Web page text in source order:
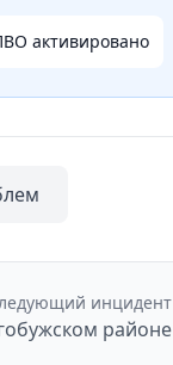
активировано
инцидент
районе